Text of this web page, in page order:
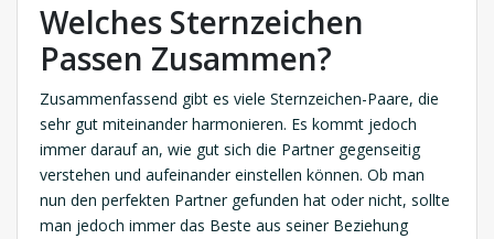
Welches Sternzeichen
Passen Zusammen?
Zusammenfassend gibt es viele Sternzeichen-Paare, die
sehr gut miteinander harmonieren. Es kommt jedoch
immer darauf an, wie gut sich die Partner gegenseitig
verstehen und aufeinander einstellen können. Ob man
nun den perfekten Partner gefunden hat oder nicht, sollte
man jedoch immer das Beste aus seiner Beziehung